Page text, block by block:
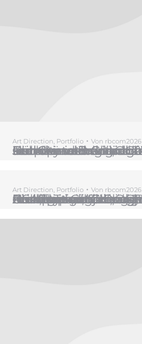
Art Direction Portfolio Von rbcom2026
Für Grand Traditions Homes & Jack Arnold entwickelt redbikini einen „Old World“-Look passend zur Corporate Identity von Grand Traditions Homes. redbikini betreut den Kunden aus Chicago, Illinois seit Gründung und zeichnet sich verantwortlich für das Corporate Design.
Art Direction Portfolio Von rbcom2026
Für den langjährigen Kunden Grand Traditions entwickelt redbikini einen „Old World“-Look passend zur Corporate Identity von Grand Traditions Homes. redbikini betreut den Kunden aus Chicago, Illinois USA, seit Gründung und zeichnet sich verantwortlich für das Corporate Design. Logo, Briefpapier, Folder, Flyer, Einladungen, Kinospot, Anzeigen, etc.